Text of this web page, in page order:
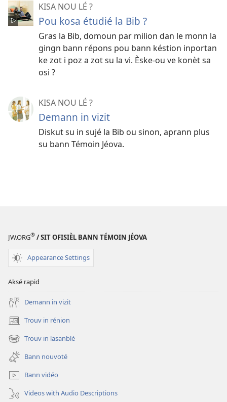
KISA NOU LÉ ?
Pou kosa étudié la Bib ?
Gras la Bib, domoun par milion dan le monn la
gingn bann répons pou bann késtion inportan
ke zot i poz a zot su la vi. Èske-ou ve konèt sa
osi ?
KISA NOU LÉ ?
Demann in vizit
Diskut su in sujé la Bib ou sinon, aprann plus
su bann Témoin Jéova.
JW.ORG® / SIT OFISIÈL BANN TÉMOIN JÉOVA
Appearance Settings
Aksé rapid
Demann in vizit
Trouv in rénion
(opens
new
window)
Trouv in lasanblé
(opens
new
window)
Bann nouvoté
Bann vidéo
Videos with Audio Descriptions